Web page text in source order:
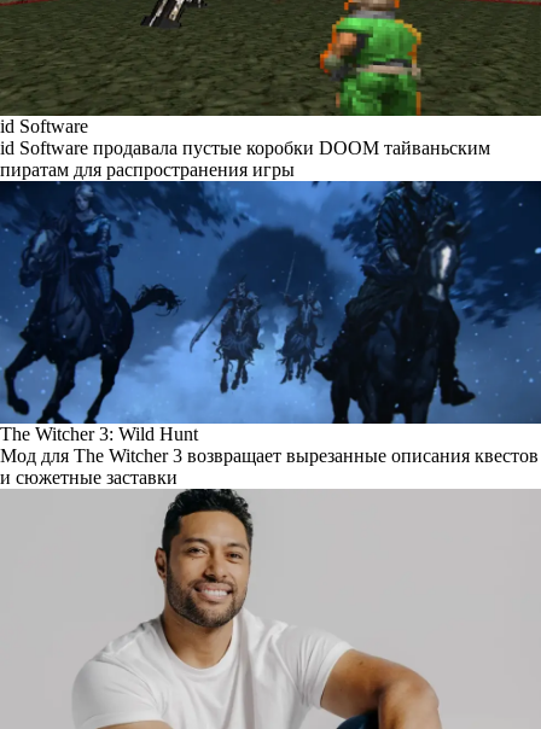
id Software
id Software продавала пустые коробки DOOM тайваньским
пиратам для распространения игры
The Witcher 3: Wild Hunt
Мод для The Witcher 3 возвращает вырезанные описания квестов
и сюжетные заставки